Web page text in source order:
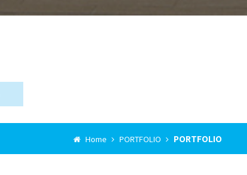
Home PORTFOLIO PORTFOLIO